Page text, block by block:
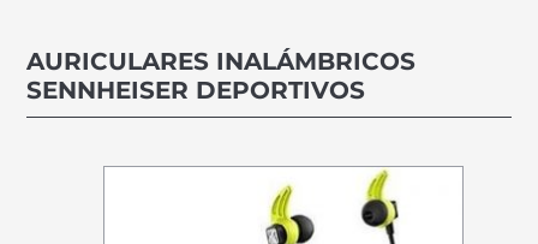
AURICULARES INALÁMBRICOS
SENNHEISER DEPORTIVOS